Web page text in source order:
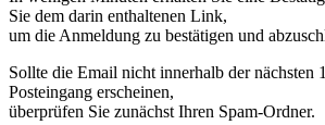
Sie dem darin enthaltenen Link,
um die Anmeldung zu bestätigen und
Sollte die Email nicht innerhalb der nächsten
Posteingang erscheinen,
überprüfen Sie zunächst Ihren Spam-Ordner.